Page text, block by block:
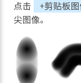
点击
+剪贴板图
尖图像。